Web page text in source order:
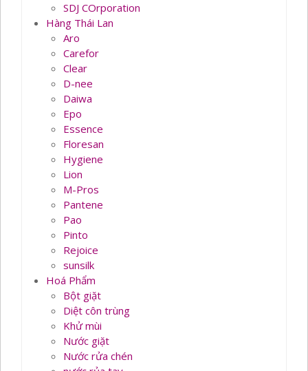
SDJ COrporation
Hàng Thái Lan
Aro
Carefor
Clear
D-nee
Daiwa
Epo
Essence
Floresan
Hygiene
Lion
M-Pros
Pantene
Pao
Pinto
Rejoice
sunsilk
Hoá Phẩm
Bột giặt
Diệt côn trùng
Khử mùi
Nước giặt
Nước rửa chén